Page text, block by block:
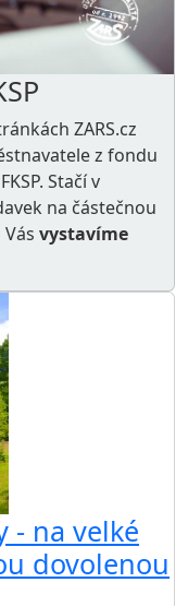
ZARS.cz
z fondu
Stačí v
na částečnou
vystavíme
- na velké
dovolenou